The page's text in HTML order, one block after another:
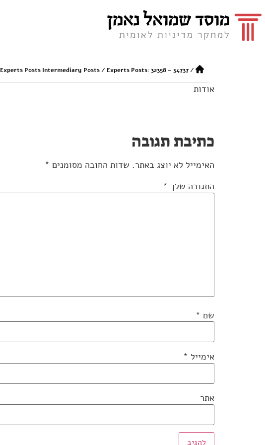
/
Experts Posts Intermediary Posts/ Experts Posts: 32358 – 34737
אודות
כתיבת תגובה
האימייל לא יוצג באתר. שדות החובה מסומנים *
התגובה שלך *
שם *
אימייל *
אתר